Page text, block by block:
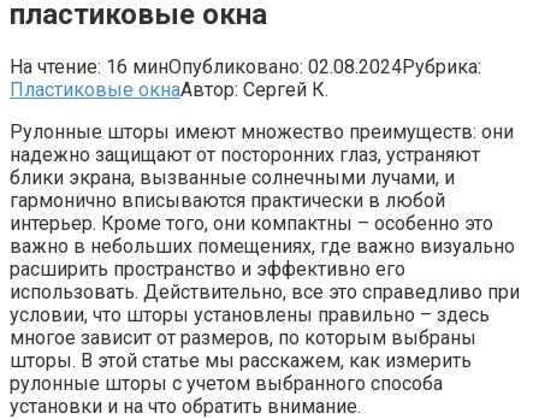
пластиковые окна
На чтение: 16 минОпубликовано: 02.08.2024Рубрика:
Пластиковые окнаАвтор: Сергей К.
Рулонные шторы имеют множество преимуществ: они
надежно защищают от посторонних глаз, устраняют
блики экрана, вызванные солнечными лучами, и
гармонично вписываются практически в любой
интерьер. Кроме того, они компактны – особенно это
важно в небольших помещениях, где важно визуально
расширить пространство и эффективно его
использовать. Действительно, все это справедливо при
условии, что шторы установлены правильно – здесь
многое зависит от размеров, по которым выбраны
шторы. В этой статье мы расскажем, как измерить
рулонные шторы с учетом выбранного способа
установки и на что обратить внимание.